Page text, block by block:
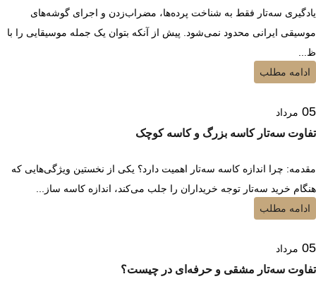
یادگیری سه‌تار فقط به شناخت پرده‌ها، مضراب‌زدن و اجرای گوشه‌های
موسیقی ایرانی محدود نمی‌شود. پیش از آنکه بتوان یک جمله موسیقایی را با
ظ...
ادامه مطلب
05 مرداد
تفاوت سه‌تار کاسه بزرگ و کاسه کوچک
مقدمه: چرا اندازه کاسه سه‌تار اهمیت دارد؟ یکی از نخستین ویژگی‌هایی که
هنگام خرید سه‌تار توجه خریداران را جلب می‌کند، اندازه کاسه ساز...
ادامه مطلب
05 مرداد
تفاوت سه‌تار مشقی و حرفه‌ای در چیست؟